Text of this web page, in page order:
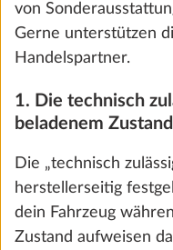
von
Gerne unterstützen
Handelspartner.
1. Die technisch
beladenem
Die „technisch
herstellerseitig
dein Fahrzeug
Zustand aufweisen